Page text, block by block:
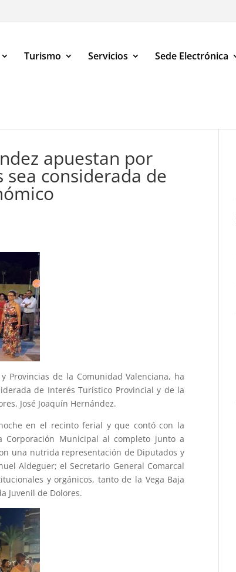
Turismo Servicios Sede Electrónica
apuestan por
considerada de
Provincias de la Comunidad Valenciana, ha
de Interés Turístico Provincial y de la
José Joaquín Hernández.
en el recinto ferial y que contó con la
Municipal al completo junto a
una nutrida representación de Diputados y
Aldeguer; el Secretario General Comarcal
y orgánicos, tanto de la Vega Baja
Juvenil de Dolores.